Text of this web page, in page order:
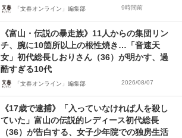
「文春オンライン」編集部 9時間前
《富山・伝説の暴走族》11人からの集団リン
チ、腕に10箇所以上の根性焼き…「音速天
女」初代総長しおりさん（36）が明かす、過
酷すぎる10代
「文春オンライン」編集部 2026/08/07
《17歳で逮捕》「入っていなければ人を殺し
ていた」富山の伝説的レディース初代総長
（36）が告白する、女子少年院での独房生活